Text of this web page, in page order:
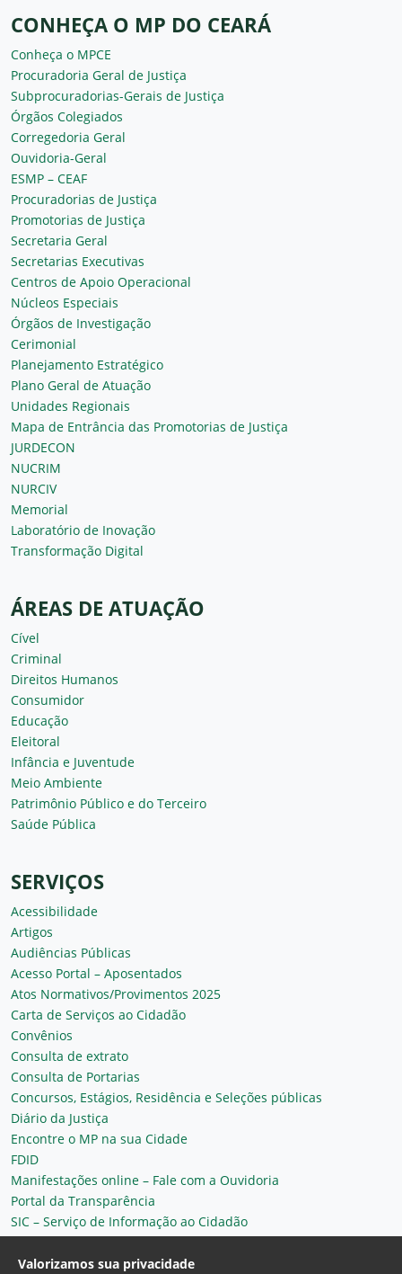
CONHEÇA O MP DO CEARÁ
Conheça o MPCE
Procuradoria Geral de Justiça
Subprocuradorias-Gerais de Justiça
Órgãos Colegiados
Corregedoria Geral
Ouvidoria-Geral
ESMP – CEAF
Procuradorias de Justiça
Promotorias de Justiça
Secretaria Geral
Secretarias Executivas
Centros de Apoio Operacional
Núcleos Especiais
Órgãos de Investigação
Cerimonial
Planejamento Estratégico
Plano Geral de Atuação
Unidades Regionais
Mapa de Entrância das Promotorias de Justiça
JURDECON
NUCRIM
NURCIV
Memorial
Laboratório de Inovação
Transformação Digital
ÁREAS DE ATUAÇÃO
Cível
Criminal
Direitos Humanos
Consumidor
Educação
Eleitoral
Infância e Juventude
Meio Ambiente
Patrimônio Público e do Terceiro
Saúde Pública
SERVIÇOS
Acessibilidade
Artigos
Audiências Públicas
Acesso Portal – Aposentados
Atos Normativos/Provimentos 2025
Carta de Serviços ao Cidadão
Convênios
Consulta de extrato
Consulta de Portarias
Concursos, Estágios, Residência e Seleções públicas
Diário da Justiça
Encontre o MP na sua Cidade
FDID
Manifestações online – Fale com a Ouvidoria
Portal da Transparência
SIC – Serviço de Informação ao Cidadão
Plantão MP do Ceará
Secretaria Geral
Valorizamos sua privacidade